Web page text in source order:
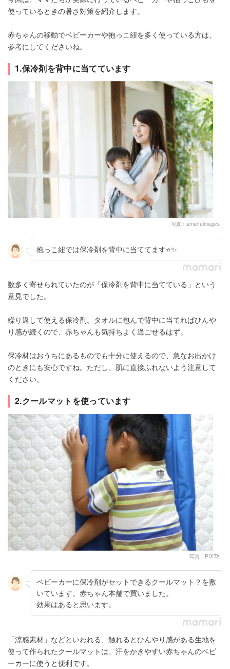
使っているときの暑さ対策を紹介します。
赤ちゃんの移動でベビーカーや抱っこ紐を多く使っている方は、
参考にしてくださいね。
1.保冷剤を背中に当てています
写真：amanaimages
抱っこ紐では保冷剤を背中に当ててます⭐️✨
数多く寄せられていたのが「保冷剤を背中に当てている」という
意見でした。
繰り返して使える保冷剤。タオルに包んで背中に当てればひんや
り感が続くので、赤ちゃんも気持ちよく過ごせるはず。
保冷材はおうちにあるものでも十分に使えるので、急なお出かけ
のときにも安心ですね。ただし、肌に直接ふれないよう注意して
ください。
2.クールマットを使っています
写真：PIXTA
ベビーカーに保冷剤がセットできるクールマット？を敷
いています。赤ちゃん本舗で買いました。
効果はあると思います。
「涼感素材」などといわれる、触れるとひんやり感がある生地を
使って作られたクールマットは、汗をかきやすい赤ちゃんのベビ
ーカーに使うと便利です。